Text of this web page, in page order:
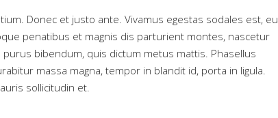
Donec et justo ante. Vivamus egestas sodales est, eu
penatibus et magnis dis parturient montes, nascetur
bibendum, quis dictum metus mattis. Phasellus
massa magna, tempor in blandit id, porta in ligula.
sollicitudin et.